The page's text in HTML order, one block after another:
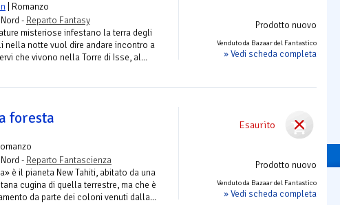
Prodotto nuovo
Venduto da Bazaar del Fantastico
» Vedi scheda completa
| Romanzo
- Reparto Fantasy
misteriose infestano la terra degli
nella notte vuol dire andare incontro a
che vivono nella Torre di Isse, al...
Esaurito
Prodotto nuovo
Venduto da Bazaar del Fantastico
» Vedi scheda completa
foresta
- Reparto Fantascienza
è il pianeta New Tahiti, abitato da una
cugina di quella terrestre, ma che è
da parte dei coloni venuti dalla...